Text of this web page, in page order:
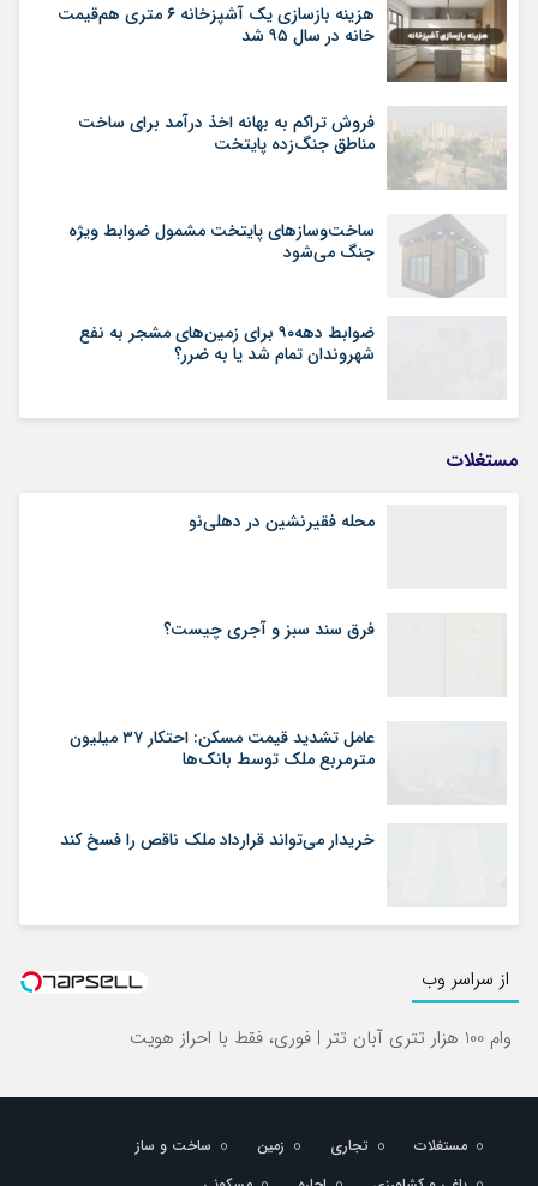
هزینه بازسازی یک آشپزخانه ۶ متری هم‌قیمت
خانه در سال ۹۵ شد
فروش تراکم به بهانه اخذ درآمد برای ساخت
مناطق جنگ‌زده پایتخت
ساخت‌وسازهای پایتخت مشمول ضوابط ویژه
جنگ می‌شود
ضوابط دهه۹۰ برای زمین‌های مشجر به نفع
شهروندان تمام شد یا به ضرر؟
مستغلات
محله فقیرنشین در دهلی‏‌نو
فرق سند سبز و آجری چیست؟
عامل تشدید قیمت مسکن: احتکار ۳۷ میلیون
مترمربع ملک توسط بانک‌ها
خریدار می‌تواند قرارداد ملک ناقص را فسخ کند
از سراسر وب
وام 100 هزار تتری آبان تتر | فوری، فقط با احراز هویت
مستغلات تجاری زمین
ساخت و ساز